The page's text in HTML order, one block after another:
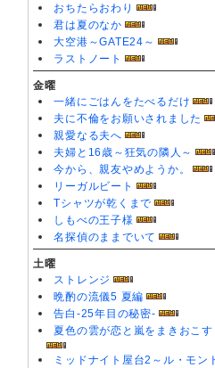
おちたらおわり
君は夏のなか
大空港～GATE24～
ラストノート
金曜
一緒にごはんをたべるだけ
夫に不倫をお願いされました
親愛なる夫へ
夫婦と16歳～狂気の隣人～
今から、親友やめようか。
リーガルビート
Tシャツが乾くまで
しもべの王子様
名探偵のままでいて
土曜
ストレンジ
晩酌の流儀5 夏編
告白-25年目の秘密-
夏色の雲が恋と嵐をまきおこす
ミッドナイト屋台2～ル・モン